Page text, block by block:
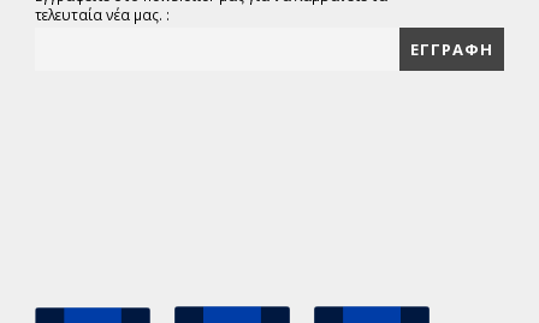
τελευταία νέα μας. :